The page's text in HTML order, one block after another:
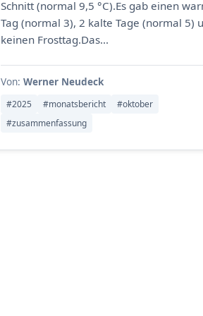
Schnitt (normal 9,5 °C).Es gab einen
Tag (normal 3), 2 kalte Tage (normal 5)
keinen Frosttag.Das...
Von: Werner Neudeck
#2025 #monatsbericht
#oktober
#zusammenfassung